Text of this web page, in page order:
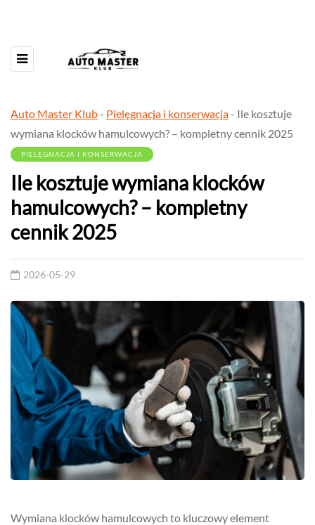
Auto Master Klub- Pielęgnacja i konserwacja- Ile kosztuje
wymiana klocków hamulcowych? – kompletny cennik 2025
PIELĘGNACJA I KONSERWACJA
Ile kosztuje wymiana klocków
hamulcowych? – kompletny
cennik 2025
2026-05-29
Wymiana klocków hamulcowych to kluczowy element